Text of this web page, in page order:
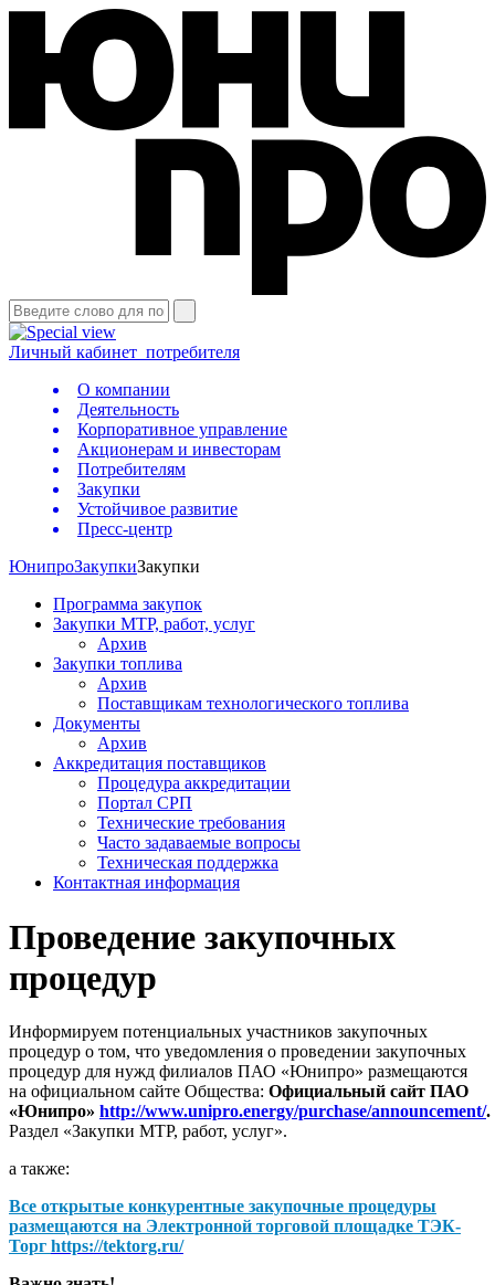
Личный кабинет потребителя
О компании
Деятельность
Корпоративное управление
Акционерам и инвесторам
Потребителям
Закупки
Устойчивое развитие
Пресс-центр
ЮнипроЗакупкиЗакупки
Программа закупок
Закупки МТР, работ, услуг
Архив
Закупки топлива
Архив
Поставщикам технологического топлива
Документы
Архив
Аккредитация поставщиков
Процедура аккредитации
Портал СРП
Технические требования
Часто задаваемые вопросы
Техническая поддержка
Контактная информация
Проведение закупочных
процедур
Информируем потенциальных участников закупочных
процедур о том, что уведомления о проведении закупочных
процедур для нужд филиалов ПАО «Юнипро» размещаются
на официальном сайте Общества: Официальный сайт ПАО
«Юнипро» http://www.unipro.energy/purchase/announcement/.
Раздел «Закупки МТР, работ, услуг».
а также:
Все открытые конкурентные закупочные процедуры
размещаются на Электронной торговой площадке ТЭК-
Торг https://tektorg.ru/